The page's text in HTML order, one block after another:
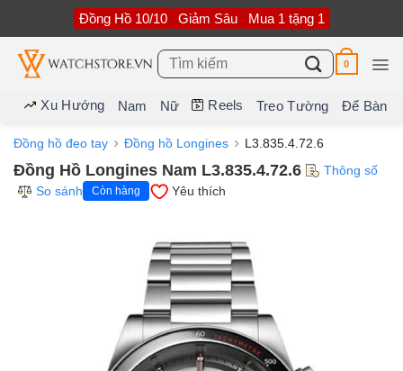
nội
dung
Đồng Hồ 10/10 Giảm Sâu Mua 1 tặng 1
Tìm
kiếm:
0
Xu Hướng Nam Nữ Reels Treo Tường Để Bàn
Đồng hồ đeo tay Đồng hồ Longines L3.835.4.72.6
Đồng Hồ Longines Nam L3.835.4.72.6
Thông số
So sánh
Còn hàng Yêu thích